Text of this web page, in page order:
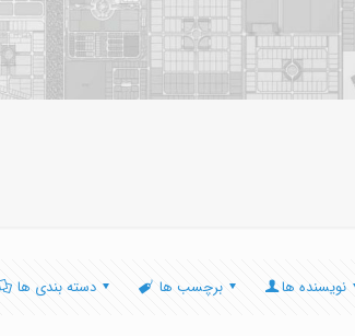
دسته بندی ها برچسب ها نویسنده ها